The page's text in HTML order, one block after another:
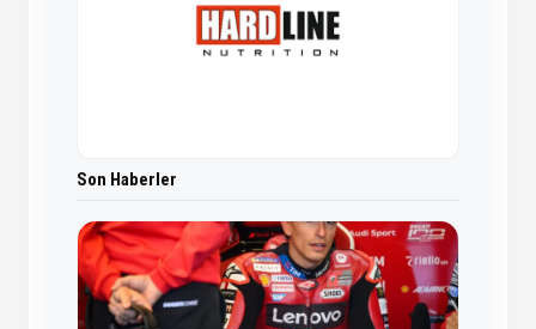
Son Haberler